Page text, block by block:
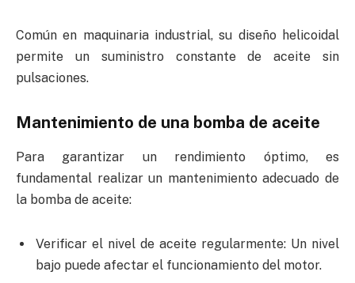
Común en maquinaria industrial, su diseño helicoidal
permite un suministro constante de aceite sin
pulsaciones.
Mantenimiento de una bomba de aceite
Para garantizar un rendimiento óptimo, es
fundamental realizar un mantenimiento adecuado de
la bomba de aceite:
Verificar el nivel de aceite regularmente: Un nivel
bajo puede afectar el funcionamiento del motor.